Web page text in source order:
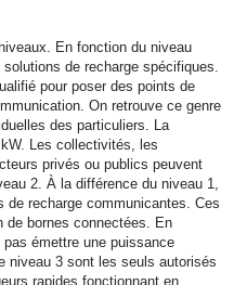
En fonction du niveau
de recharge spécifiques.
pour poser des points de
On retrouve ce genre
des particuliers. La
Les collectivités, les
privés ou publics peuvent
2. À la différence du niveau 1,
recharge communicantes. Ces
de bornes connectées. En
émettre une puissance
niveau 3 sont les seuls autorisés
rapides fonctionnant en